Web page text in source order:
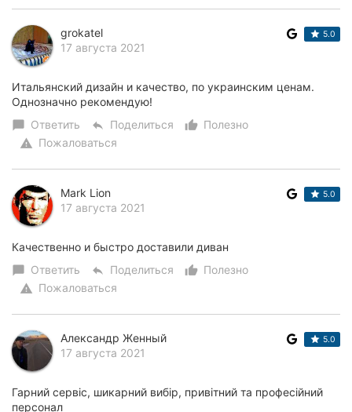
grokatel
17 августа 2021
5.0
Итальянский дизайн и качество, по украинским ценам.
Однозначно рекомендую!
chat_bubble Ответить reply Поделиться thumb_up_alt
Полезно
warning Пожаловаться
Mark Lion
17 августа 2021
5.0
Качественно и быстро доставили диван
chat_bubble Ответить reply Поделиться thumb_up_alt
Полезно
warning Пожаловаться
Александр Женный
17 августа 2021
5.0
Гарний сервіс, шикарний вибір, привітний та професійний
персонал